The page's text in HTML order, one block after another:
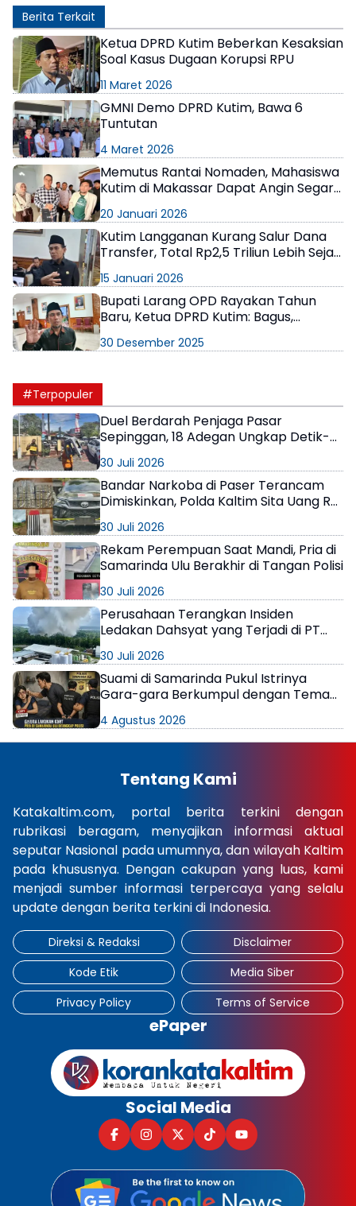
Berita Terkait
Ketua DPRD Kutim Beberkan Kesaksian
Soal Kasus Dugaan Korupsi RPU
11 Maret 2026
GMNI Demo DPRD Kutim, Bawa 6
Tuntutan
4 Maret 2026
Memutus Rantai Nomaden, Mahasiswa
Kutim di Makassar Dapat Angin Segar
20 Januari 2026
Kutim Langganan Kurang Salur Dana
Transfer, Total Rp2,5 Triliun Lebih Sejak
15 Januari 2026
Bupati Larang OPD Rayakan Tahun
Baru, Ketua DPRD Kutim: Bagus,
30 Desember 2025
#Terpopuler
Duel Berdarah Penjaga Pasar
Sepinggan, 18 Adegan Ungkap Detik-
30 Juli 2026
Bandar Narkoba di Paser Terancam
Dimiskinkan, Polda Kaltim Sita Uang Rp1
30 Juli 2026
Rekam Perempuan Saat Mandi, Pria di
Samarinda Ulu Berakhir di Tangan Polisi
30 Juli 2026
Perusahaan Terangkan Insiden
Ledakan Dahsyat yang Terjadi di PT
30 Juli 2026
Suami di Samarinda Pukul Istrinya
Gara-gara Berkumpul dengan Teman
4 Agustus 2026
Tentang Kami
Katakaltim.com, portal berita terkini dengan
rubrikasi beragam, menyajikan informasi aktual
seputar Nasional pada umumnya, dan wilayah Kaltim
pada khususnya. Dengan cakupan yang luas, kami
menjadi sumber informasi terpercaya yang selalu
update dengan berita terkini di Indonesia.
Direksi & Redaksi
Disclaimer
Kode Etik
Media Siber
Privacy Policy
Terms of Service
ePaper
Social Media